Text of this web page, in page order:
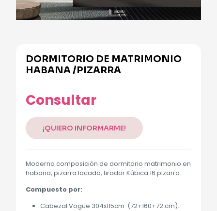
DORMITORIO DE MATRIMONIO
HABANA /PIZARRA
Consultar
¡QUIERO INFORMARME!
Moderna composición de dormitorio matrimonio en
habana, pizarra lacada, tirador Kúbica 16 pizarra.
Compuesto por:
Cabezal Vogue 304x115cm (72+160+72 cm).